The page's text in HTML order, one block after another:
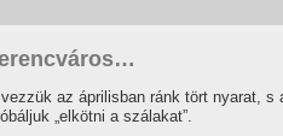
az áprilisban ránk tört nyarat, s
„elkötni a szálakat”.